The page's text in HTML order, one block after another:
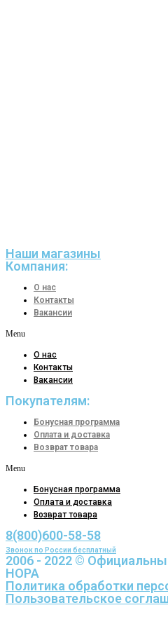
Наши магазины
Компания:
О нас
Контакты
Вакансии
Menu
О нас
Контакты
Вакансии
Покупателям:
Бонусная программа
Оплата и доставка
Возврат товара
Menu
Бонусная программа
Оплата и доставка
Возврат товара
8(800)600-58-58
Звонок по России бесплатный
2006 - 2022 ©
НОРА
Политика обработки
Пользовательское